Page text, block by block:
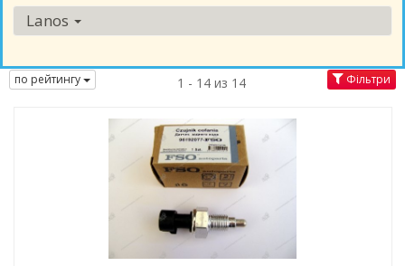
Lanos
по рейтингу 1 - 14 из 14 Фільтри